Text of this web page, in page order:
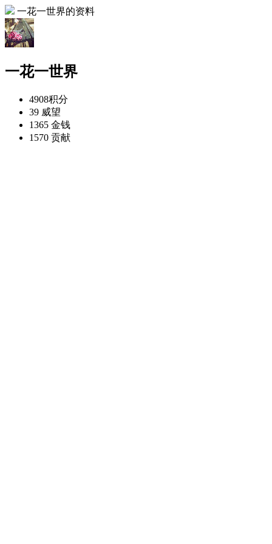
一花一世界的资料
一花一世界
4908积分
39 威望
1365 金钱
1570 贡献